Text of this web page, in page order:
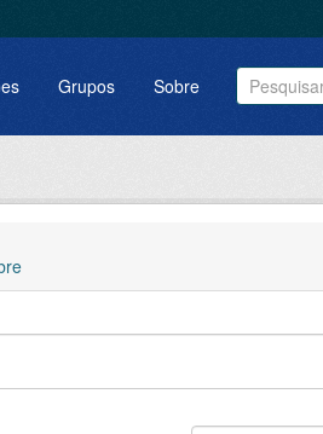
Grupos Sobre